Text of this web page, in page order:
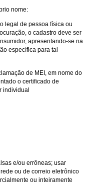
nome:
legal de pessoa física ou
o cadastro deve ser
apresentando-se na
específica para tal
de MEI, em nome do
o certificado de
individual
e/ou errôneas; usar
ou de correio eletrônico
ou inteiramente